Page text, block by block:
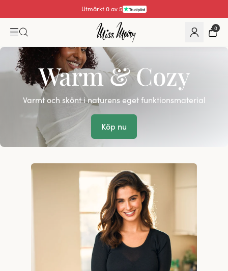
Utmärkt 4.3 av 5
0
Warm & Cozy
Varmt och skönt i naturens eget funktionsmaterial
Köp nu